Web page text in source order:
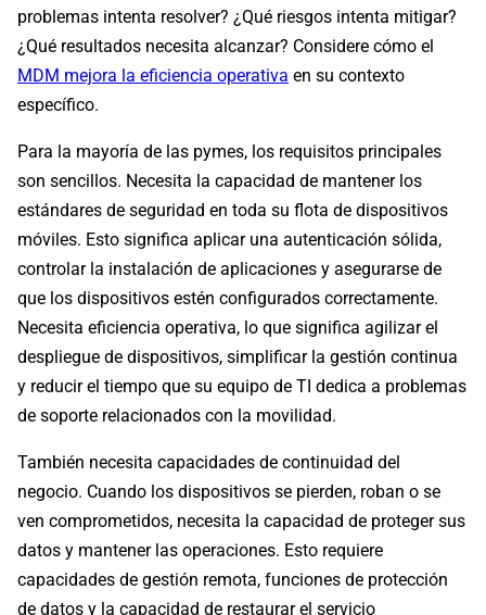
problemas intenta resolver? ¿Qué riesgos intenta mitigar?
¿Qué resultados necesita alcanzar? Considere cómo el
MDM mejora la eficiencia operativa en su contexto
específico.
Para la mayoría de las pymes, los requisitos principales
son sencillos. Necesita la capacidad de mantener los
estándares de seguridad en toda su flota de dispositivos
móviles. Esto significa aplicar una autenticación sólida,
controlar la instalación de aplicaciones y asegurarse de
que los dispositivos estén configurados correctamente.
Necesita eficiencia operativa, lo que significa agilizar el
despliegue de dispositivos, simplificar la gestión continua
y reducir el tiempo que su equipo de TI dedica a problemas
de soporte relacionados con la movilidad.
También necesita capacidades de continuidad del
negocio. Cuando los dispositivos se pierden, roban o se
ven comprometidos, necesita la capacidad de proteger sus
datos y mantener las operaciones. Esto requiere
capacidades de gestión remota, funciones de protección
de datos y la capacidad de restaurar el servicio